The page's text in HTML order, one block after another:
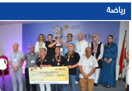
رياضة